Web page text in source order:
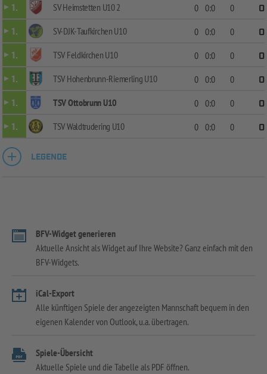
1.
SV Heimstetten U10 2 0 0:0 0
0
1.
SV-DJK-Taufkirchen U10 0 0:0 0
0
1.
TSV Feldkirchen U10 0 0:0 0
0
1.
TSV Hohenbrunn-Riemerling U10 0 0:0 0
0
1.
TSV Ottobrunn U10 0 0:0 0
0
1.
TSV Waldtrudering U10 0 0:0 0 0
LEGENDE
BFV-Widget generieren
Aktuelle Ansicht als Widget auf Ihre Website? Ganz einfach mit den
BFV-Widgets.
iCal-Export
Alle künftigen Spiele der angezeigten Mannschaft bequem in den
eigenen Kalender von Outlook, u.a. übertragen.
Spiele-Übersicht
Aktuelle Spiele und die Tabelle als PDF öffnen.